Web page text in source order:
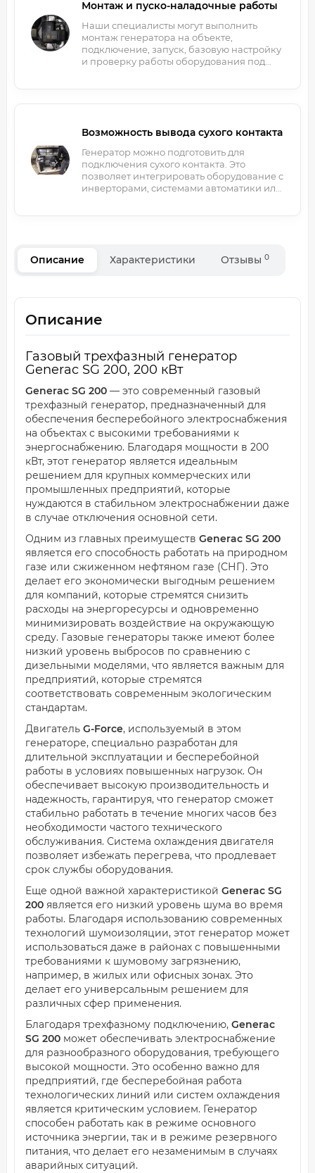
Монтаж и пуско-наладочные работы
Наши специалисты могут выполнить
монтаж генератора на объекте,
подключение, запуск, базовую настройку
и проверку работы оборудования под
Возможность вывода сухого контакта
Генератор можно подготовить для
подключения сухого контакта. Это
позволяет интегрировать оборудование с
инверторами, системами автоматики или
Описание Характеристики Отзывы 0
Описание
Газовый трехфазный генератор
Generac SG 200, 200 кВт
Generac SG 200 — это современный газовый
трехфазный генератор, предназначенный для
обеспечения бесперебойного электроснабжения
на объектах с высокими требованиями к
энергоснабжению. Благодаря мощности в 200
кВт, этот генератор является идеальным
решением для крупных коммерческих или
промышленных предприятий, которые
нуждаются в стабильном электроснабжении даже
в случае отключения основной сети.
Одним из главных преимуществ Generac SG 200
является его способность работать на природном
газе или сжиженном нефтяном газе (СНГ). Это
делает его экономически выгодным решением
для компаний, которые стремятся снизить
расходы на энергоресурсы и одновременно
минимизировать воздействие на окружающую
среду. Газовые генераторы также имеют более
низкий уровень выбросов по сравнению с
дизельными моделями, что является важным для
предприятий, которые стремятся
соответствовать современным экологическим
стандартам.
Двигатель G-Force, используемый в этом
генераторе, специально разработан для
длительной эксплуатации и бесперебойной
работы в условиях повышенных нагрузок. Он
обеспечивает высокую производительность и
надежность, гарантируя, что генератор сможет
стабильно работать в течение многих часов без
необходимости частого технического
обслуживания. Система охлаждения двигателя
позволяет избежать перегрева, что продлевает
срок службы оборудования.
Еще одной важной характеристикой Generac SG
200 является его низкий уровень шума во время
работы. Благодаря использованию современных
технологий шумоизоляции, этот генератор может
использоваться даже в районах с повышенными
требованиями к шумовому загрязнению,
например, в жилых или офисных зонах. Это
делает его универсальным решением для
различных сфер применения.
Благодаря трехфазному подключению, Generac
SG 200 может обеспечивать электроснабжение
для разнообразного оборудования, требующего
высокой мощности. Это особенно важно для
предприятий, где бесперебойная работа
технологических линий или систем охлаждения
является критическим условием. Генератор
способен работать как в режиме основного
источника энергии, так и в режиме резервного
питания, что делает его незаменимым в случаях
аварийных ситуаций.